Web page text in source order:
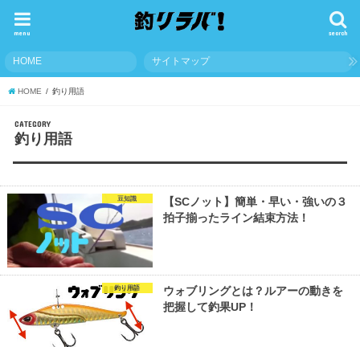
search
menu
HOME サイトマップ
HOME 釣り用語
CATEGORY
釣り用語
豆知識
【SCノット】簡単・早い・強いの３
拍子揃ったライン結束方法！
釣り用語
ウォブリングとは？ルアーの動きを
把握して釣果UP！